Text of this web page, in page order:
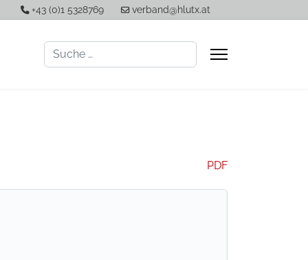
+43 (0)1 5328769 verband@hlutx.at
Suchen
PDF